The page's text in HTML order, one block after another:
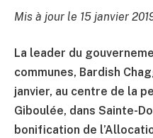
Mis à jour le 15 janvier
La leader du
communes, Bardish
janvier, au centre de la
Giboulée, dans Sainte-
bonification de